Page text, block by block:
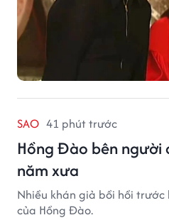
SAO 41 phút trước
Hồng Đào bên người
năm xưa
Nhiều khán giả bồi hồi
của Hồng Đào.